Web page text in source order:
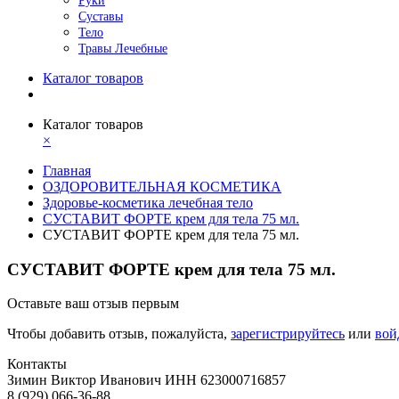
Суставы
Тело
Травы Лечебные
Каталог товаров
Каталог товаров
×
Главная
ОЗДОРОВИТЕЛЬНАЯ КОСМЕТИКА
Здоровье-косметика лечебная тело
СУСТАВИТ ФОРТЕ крем для тела 75 мл.
СУСТАВИТ ФОРТЕ крем для тела 75 мл.
СУСТАВИТ ФОРТЕ крем для тела 75 мл.
Оставьте ваш отзыв первым
Чтобы добавить отзыв, пожалуйста, зарегистрируйтесь или
Контакты
Зимин Виктор Иванович ИНН 623000716857